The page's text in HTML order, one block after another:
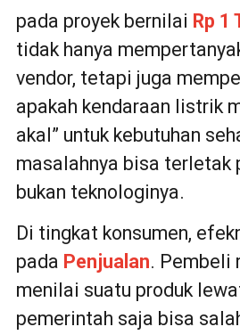
pada proyek bernilai Rp 1
tidak hanya
vendor, tetapi juga
apakah kendaraan listrik
akal” untuk kebutuhan
masalahnya bisa terletak
bukan teknologinya.
Di tingkat konsumen,
pada Penjualan. Pembeli
menilai suatu produk
pemerintah saja bisa